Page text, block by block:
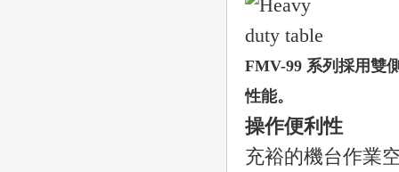
FMV-99 系列採用雙
性能。
操作便利性
充裕的機台作業